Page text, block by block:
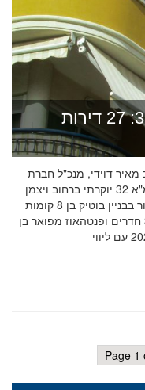
מאיר דוידי מגשים תמ"א 32: 27 דירות
היוקרה ויצמן 52 תל אביב מאיר דוידי, מנכ"ל חברת
ניצנים אחזקות ופיננסים, מקדם פרויקט תמ"א 32 יוקרתי ברחוב ויצמן
52 בתל אביב. הפרויקט יכלול 27 יחידות דיור בבניין בוטיק בן 8 קומות
באזור כיכר המדינה, כולל תמהיל דירות 3-4 חדרים ופנטהאוז מפואר בן
Page 1